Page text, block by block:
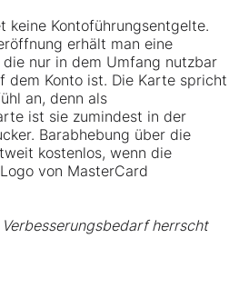
keine Kontoführungsentgelte.
erhält man eine
nur in dem Umfang nutzbar
dem Konto ist. Die Karte spricht
an, denn als
ist sie zumindest in der
Barabhebung über die
kostenlos, wenn die
von MasterCard
herrscht